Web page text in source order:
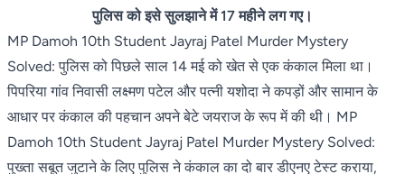
पुलिस को इसे सुलझाने में 17 महीने लग गए।
MP Damoh 10th Student Jayraj Patel Murder Mystery
Solved: पुलिस को पिछले साल 14 मई को खेत से एक कंकाल मिला था।
पिपरिया गांव निवासी लक्ष्मण पटेल और पत्नी यशोदा ने कपड़ों और सामान के
आधार पर कंकाल की पहचान अपने बेटे जयराज के रूप में की थी। MP
Damoh 10th Student Jayraj Patel Murder Mystery Solved:
पुख्ता सबूत जुटाने के लिए पुलिस ने कंकाल का दो बार डीएनए टेस्ट कराया,